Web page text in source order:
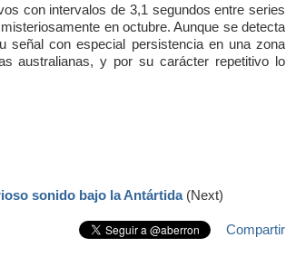
con intervalos de 3,1 segundos entre series
en octubre. Aunque se detecta
señal con especial persistencia en una zona
australianas, y por su carácter repetitivo lo
sonido bajo la Antártida(Next)
Compartir